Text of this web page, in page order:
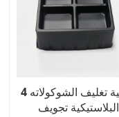
4 صينية تغليف الشوكولاته
البلاستيكية تجويف